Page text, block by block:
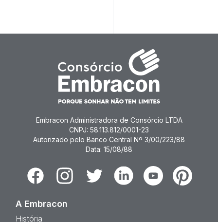
Embracon Administradora de Consórcio LTDA
CNPJ: 58.113.812/0001-23
Autorizado pelo Banco Central Nº 3/00/223/88
Data: 15/08/88
FacebookInstagramTwitter LinkedinYoutubePinterest
A Embracon
História